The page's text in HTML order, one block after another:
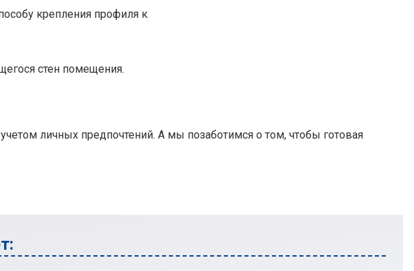
крепления профиля к
стен помещения.
личных предпочтений. А мы позаботимся о том, чтобы готовая